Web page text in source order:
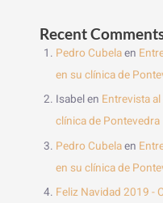
Recent
Pedro Cubelaen
en su clínica de
Isabelen Entrevista
clínica de Pontevedra
Pedro Cubelaen
en su clínica de
Feliz Navidad 2019 -